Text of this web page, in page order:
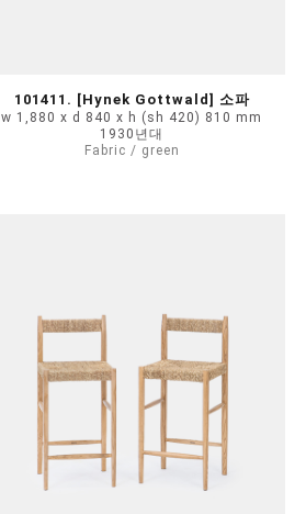
101411. [Hynek Gottwald] 소파
w 1,880 x d 840 x h (sh 420) 810 mm
1930년대
Fabric / green